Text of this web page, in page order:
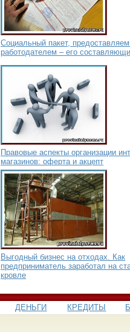
Социальный пакет,
работодателем – его
Правовые аспекты организации
магазинов: оферта и акцепт
Выгодный бизнес на отходах. Как
предприниматель заработал на
кровле
ДЕНЬГИ КРЕДИТЫ